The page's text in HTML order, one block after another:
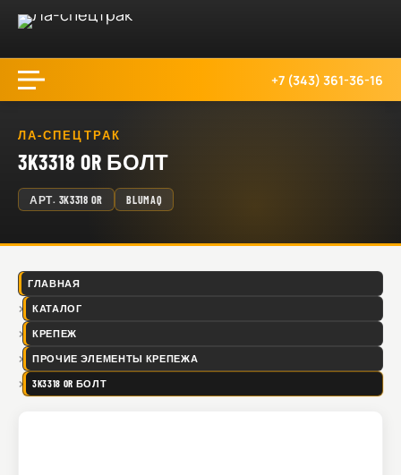
+7 (343) 361-36-16
ЛА-СПЕЦТРАК
3K3318 OR БОЛТ
АРТ. 3K3318 OR BLUMAQ
ГЛАВНАЯ
КАТАЛОГ
КРЕПЕЖ
ПРОЧИЕ ЭЛЕМЕНТЫ КРЕПЕЖА
3K3318 OR БОЛТ